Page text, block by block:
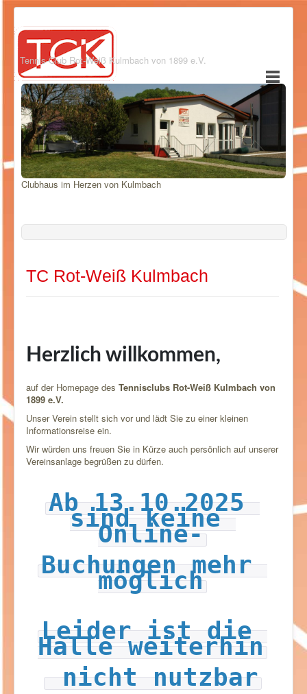
Tennis-Club Rot-Weiß Kulmbach von 1899 e.V.
Clubhaus im Herzen von Kulmbach
TC Rot-Weiß Kulmbach
Herzlich willkommen,
auf der Homepage des Tennisclubs Rot-Weiß Kulmbach von
1899 e.V.
Unser Verein stellt sich vor und lädt Sie zu einer kleinen
Informationsreise ein.
Wir würden uns freuen Sie in Kürze auch persönlich auf unserer
Vereinsanlage begrüßen zu dürfen.
Ab 13.10.2025
sind keine
Online-
Buchungen mehr
möglich
Leider ist die
Halle weiterhin
nicht nutzbar